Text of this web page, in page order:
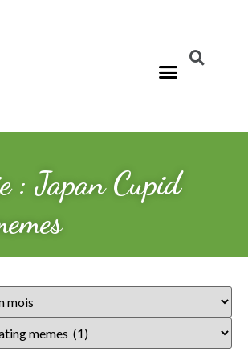
: Japan Cupid